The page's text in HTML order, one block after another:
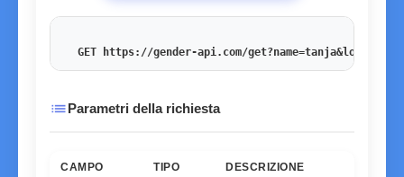
GET https://gender-api.com/
listParametri della richiesta
CAMPO TIPO DESCRIZIONE